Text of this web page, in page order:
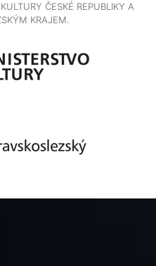
ČESKÉ REPUBLIKY A
KRAJEM.